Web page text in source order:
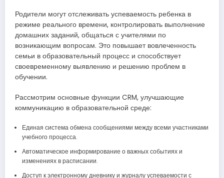
Родители могут отслеживать успеваемость ребенка в
режиме реального времени, контролировать выполнение
домашних заданий, общаться с учителями по
возникающим вопросам. Это повышает вовлеченность
семьи в образовательный процесс и способствует
своевременному выявлению и решению проблем в
обучении.
Рассмотрим основные функции CRM, улучшающие
коммуникацию в образовательной среде:
Единая система обмена сообщениями между всеми участниками
учебного процесса.
Автоматическое информирование о важных событиях и
изменениях в расписании.
Доступ к электронному дневнику и журналу успеваемости с